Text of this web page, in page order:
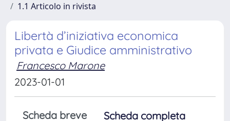
1.1 Articolo in rivista
Libertà d’iniziativa economica
privata e Giudice amministrativo
Francesco Marone
2023-01-01
Scheda breve
Scheda completa